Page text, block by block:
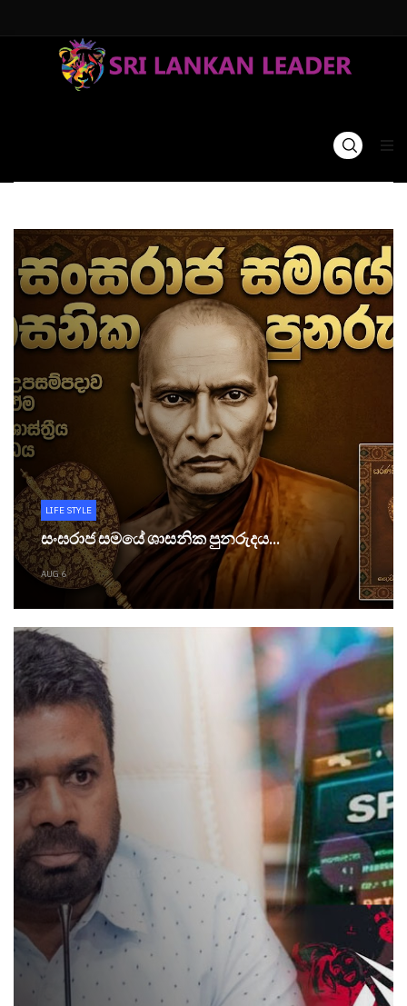
LIFE STYLE
සංඝරාජ සමයේ ශාසනික පුනරුදය...
AUG 6